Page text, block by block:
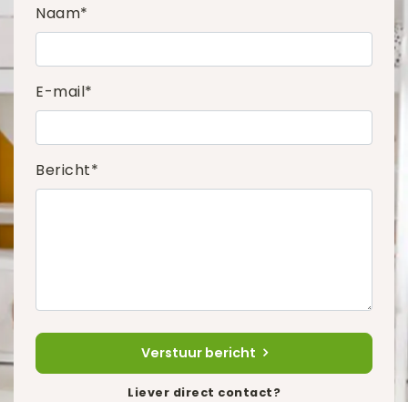
Naam*
E-mail*
Bericht*
Verstuur bericht
Liever direct contact?